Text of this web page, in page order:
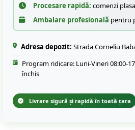
Procesare rapidă: comenzi
Ambalare profesională pentru
Adresa depozit: Strada Corneliu
Program ridicare: Luni-Vineri 08:00-
închis
Livrare sigură și rapidă în toată țara